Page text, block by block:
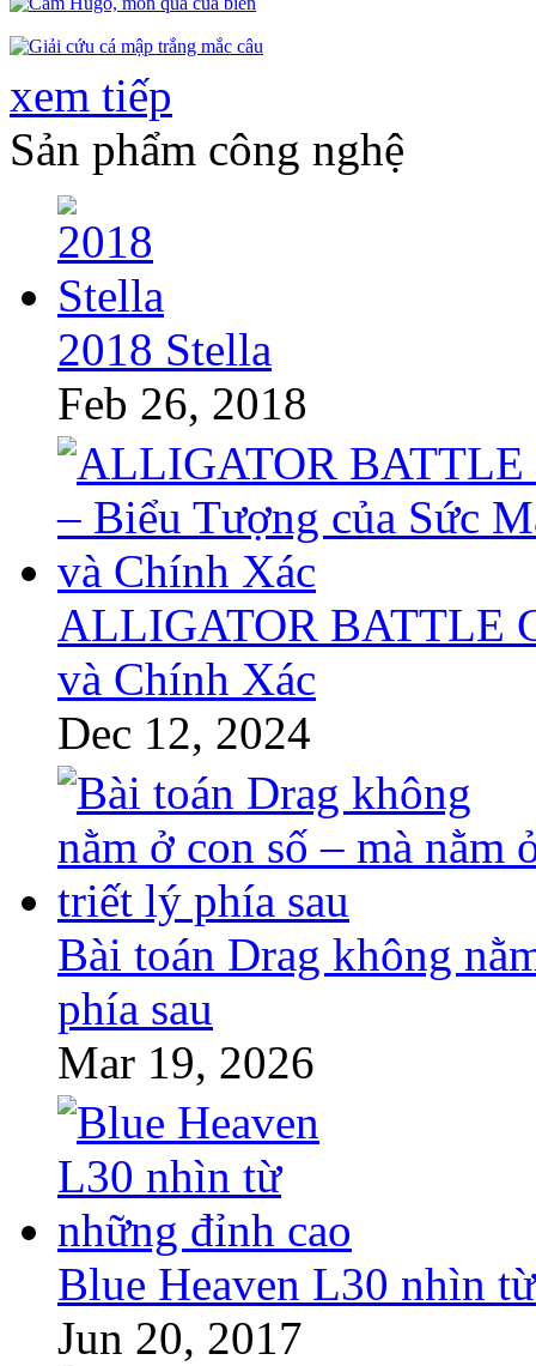
xem tiếp
Sản phẩm công nghệ
2018 Stella
Feb 26, 2018
ALLIGATOR BATTLE
và Chính Xác
Dec 12, 2024
Bài toán Drag không
phía sau
Mar 19, 2026
Blue Heaven L30 nhìn
Jun 20, 2017